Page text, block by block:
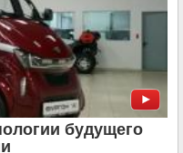
будущего